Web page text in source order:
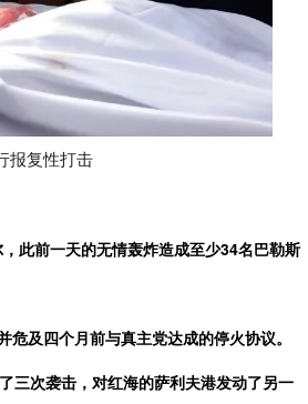
报复性打击
此前一天的无情轰炸造成至少34名巴勒斯
及四个月前与真主党达成的停火协议。
三次袭击，对红海的萨利夫港发动了另一